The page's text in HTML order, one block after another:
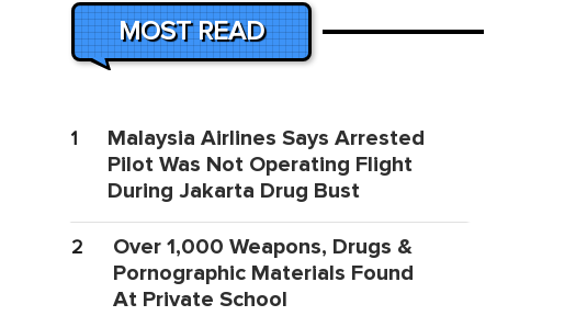
MOST READ
1
Malaysia Airlines Says Arrested
Pilot Was Not Operating Flight
During Jakarta Drug Bust
2
Over 1,000 Weapons, Drugs &
Pornographic Materials Found
At Private School